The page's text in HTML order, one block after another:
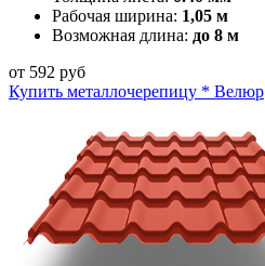
Рабочая ширина: 1,05 м
Возможная длина: до 8 м
от 592 руб
Купить металлочерепицу * Велюр